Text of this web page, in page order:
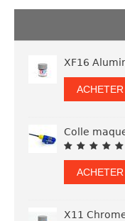
XF16
ACHETER
Colle
ACHETER
X11